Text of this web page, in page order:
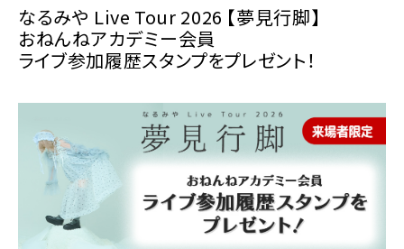
なるみや Live Tour 2026 【夢見行脚】
おねんねアカデミー会員
ライブ参加履歴スタンプをプレゼント！